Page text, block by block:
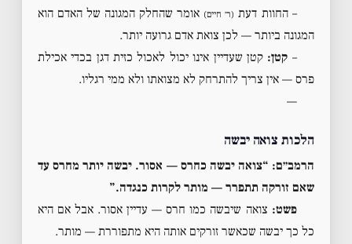
– החוות דעת (ר׳ חיים) אומר שהחלק המגונה של האדם הוא
המגונה ביותר — לכן צואת אדם גרועה יותר.
– קטן: קטן שעדיין אינו יכול לאכול כזית דגן בכדי אכילת
פרס — אין צריך להתרחק לא מצואתו ולא ממי רגליו.
—
הלכות צואה יבשה
הרמב״ם: “צואה יבשה כחרס — אסור. יבשה יותר מחרס עד
שאם זורקה תתפרר — מותר לקרות כנגדה.”
פשט: צואה שיבשה כמו חרס — עדיין אסור. אבל אם היא
כל כך יבשה שכאשר זורקים אותה היא מתפוררת — מותר.